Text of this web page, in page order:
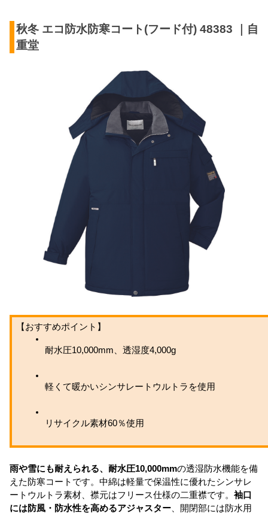
秋冬 エコ防水防寒コート(フード付) 48383 ｜自
重堂
【おすすめポイント】
耐水圧10,000mm、透湿度4,000g
軽くて暖かいシンサレートウルトラを使用
リサイクル素材60％使用
雨や雪にも耐えられる、耐水圧10,000mmの透湿防水機能を備
えた防寒コートです。中綿は軽量で保温性に優れたシンサレ
ートウルトラ素材、襟元はフリース仕様の二重襟です。 袖口
には防風・防水性を高めるアジャスター、開閉部には防水用